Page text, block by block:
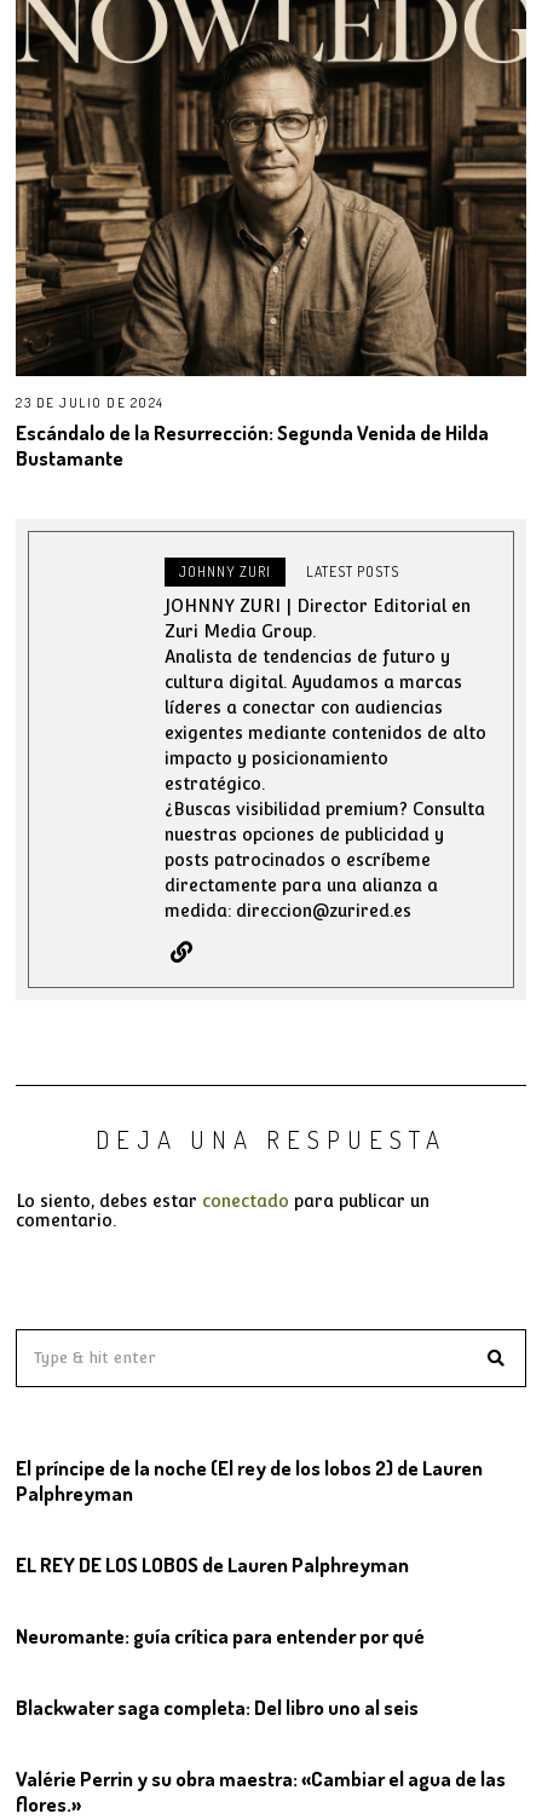
23 DE JULIO DE 2024
Escándalo de la Resurrección: Segunda Venida de Hilda
Bustamante
JOHNNY ZURI LATEST POSTS
JOHNNY ZURI | Director Editorial en
Zuri Media Group.
Analista de tendencias de futuro y
cultura digital. Ayudamos a marcas
líderes a conectar con audiencias
exigentes mediante contenidos de alto
impacto y posicionamiento
estratégico.
¿Buscas visibilidad premium? Consulta
nuestras opciones de publicidad y
posts patrocinados o escríbeme
directamente para una alianza a
medida: direccion@zurired.es
DEJA UNA RESPUESTA
Lo siento, debes estar conectado para publicar un
comentario.
El príncipe de la noche (El rey de los lobos 2) de Lauren
Palphreyman
EL REY DE LOS LOBOS de Lauren Palphreyman
Neuromante: guía crítica para entender por qué
Blackwater saga completa: Del libro uno al seis
Valérie Perrin y su obra maestra: «Cambiar el agua de las
flores.»